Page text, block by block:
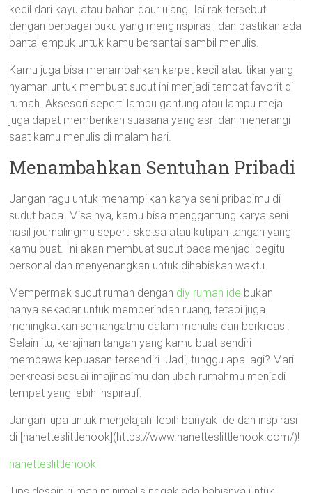
kecil dari kayu atau bahan daur ulang. Isi rak tersebut
dengan berbagai buku yang menginspirasi, dan pastikan ada
bantal empuk untuk kamu bersantai sambil menulis.
Kamu juga bisa menambahkan karpet kecil atau tikar yang
nyaman untuk membuat sudut ini menjadi tempat favorit di
rumah. Aksesori seperti lampu gantung atau lampu meja
juga dapat memberikan suasana yang asri dan menerangi
saat kamu menulis di malam hari.
Menambahkan Sentuhan Pribadi
Jangan ragu untuk menampilkan karya seni pribadimu di
sudut baca. Misalnya, kamu bisa menggantung karya seni
hasil journalingmu seperti sketsa atau kutipan tangan yang
kamu buat. Ini akan membuat sudut baca menjadi begitu
personal dan menyenangkan untuk dihabiskan waktu.
Mempermak sudut rumah dengan diy rumah ide bukan
hanya sekadar untuk memperindah ruang, tetapi juga
meningkatkan semangatmu dalam menulis dan berkreasi.
Selain itu, kerajinan tangan yang kamu buat sendiri
membawa kepuasan tersendiri. Jadi, tunggu apa lagi? Mari
berkreasi sesuai imajinasimu dan ubah rumahmu menjadi
tempat yang lebih inspiratif.
Jangan lupa untuk menjelajahi lebih banyak ide dan inspirasi
di [nanetteslittlenook](https://www.nanetteslittlenook.com/)!
nanetteslittlenook